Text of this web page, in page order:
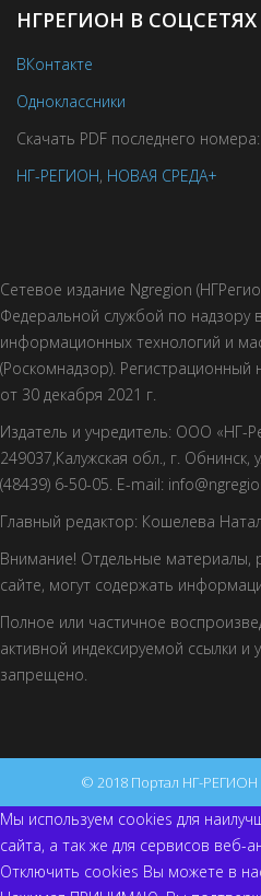
НГРЕГИОН В СОЦСЕТЯХ
ВКонтакте
Одноклассники
Скачать PDF последнего номера:
НГ-РЕГИОН, НОВАЯ СРЕДА+
Сетевое издание Ngregion
Федеральной службой по надзору
информационных технологий и
(Роскомнадзор).
от 30 декабря 2021 г.
Издатель и учредитель: ООО «НГ-
249037,Калужская обл., г.
(48439) 6-50-05. E-mail:
Главный редактор: Кошелева
Внимание! Отдельные
сайте, могут содержать
Полное или частичное
активной индексируемой ссылки
запрещено.
© 2018 Портал НГ-
Мы используем cookies для
сайта, а так же для сервисов веб-
Отключить cookies Вы можете в